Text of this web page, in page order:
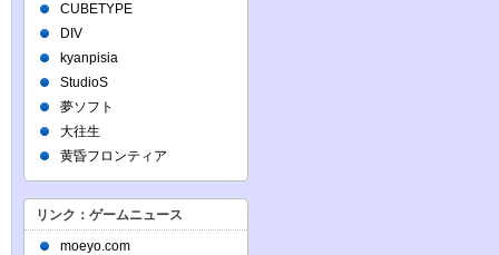
CUBETYPE
DIV
kyanpisia
StudioS
夢ソフト
大往生
黄昏フロンティア
リンク：ゲームニュース
moeyo.com